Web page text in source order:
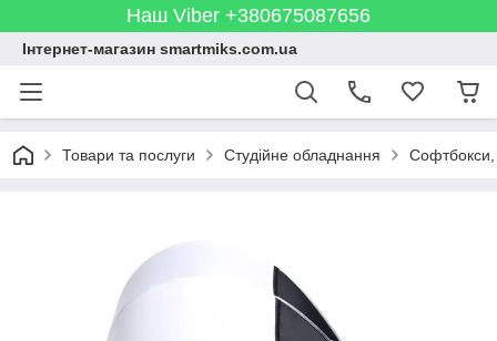
Наш Viber +380675087656
Інтернет-магазин smartmiks.com.ua
Товари та послуги Студійне обладнання Софтбокси,